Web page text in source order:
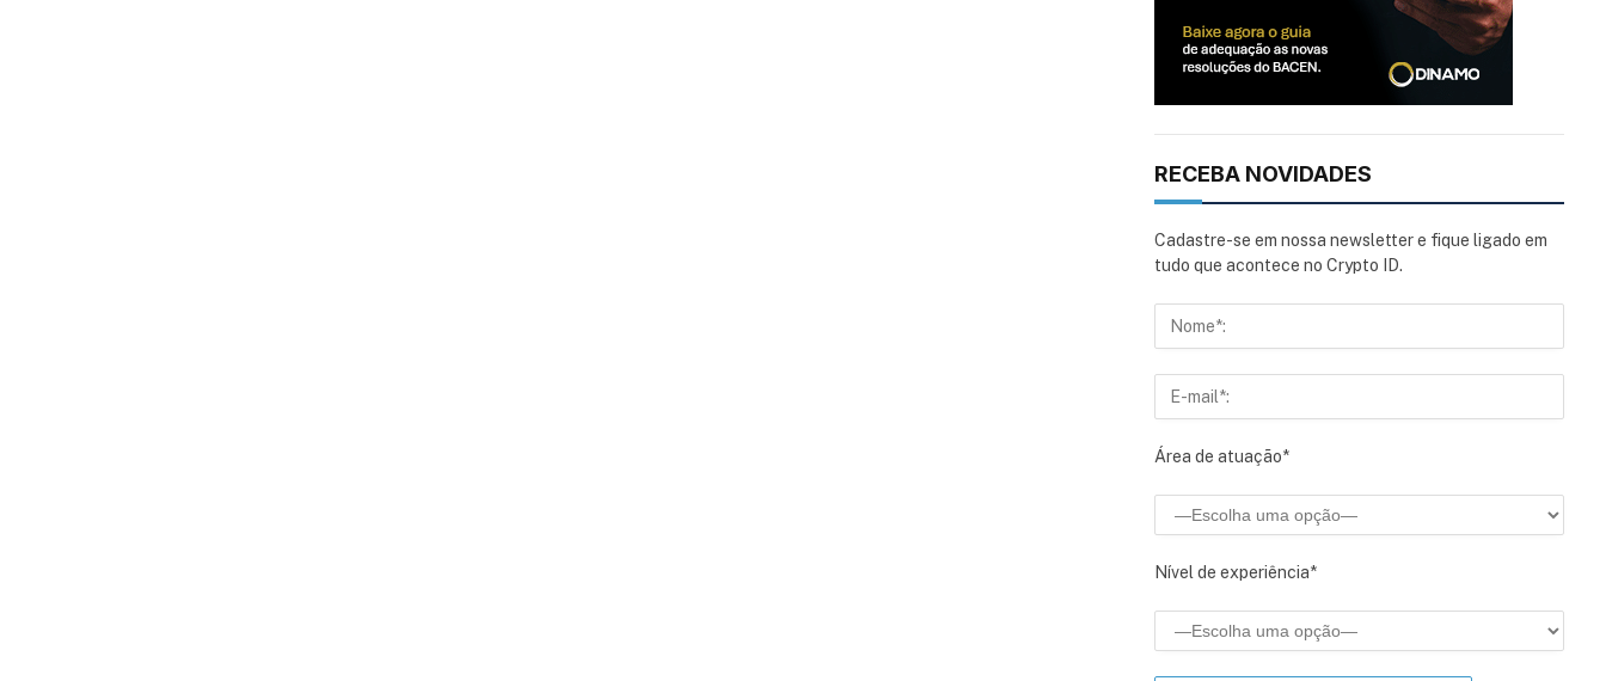
RECEBA NOVIDADES
Cadastre-se em nossa newsletter e fique ligado em
tudo que acontece no Crypto ID.
Área de atuação*
Nível de experiência*